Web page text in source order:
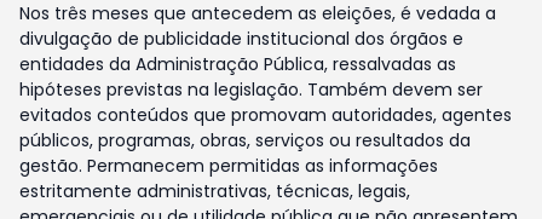
Nos três meses que antecedem as eleições, é vedada a
divulgação de publicidade institucional dos órgãos e
entidades da Administração Pública, ressalvadas as
hipóteses previstas na legislação. Também devem ser
evitados conteúdos que promovam autoridades, agentes
públicos, programas, obras, serviços ou resultados da
gestão. Permanecem permitidas as informações
estritamente administrativas, técnicas, legais,